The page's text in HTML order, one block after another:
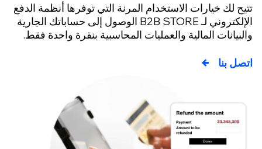
لك خيارات الاستخدام المرنة التي توفرها أنظمة الدفع
الإلكتروني لـ B2B STORE الوصول إلى حساباتك الجارية
المالية والعمليات المحاسبية بنقرة واحدة فقط.
بنا